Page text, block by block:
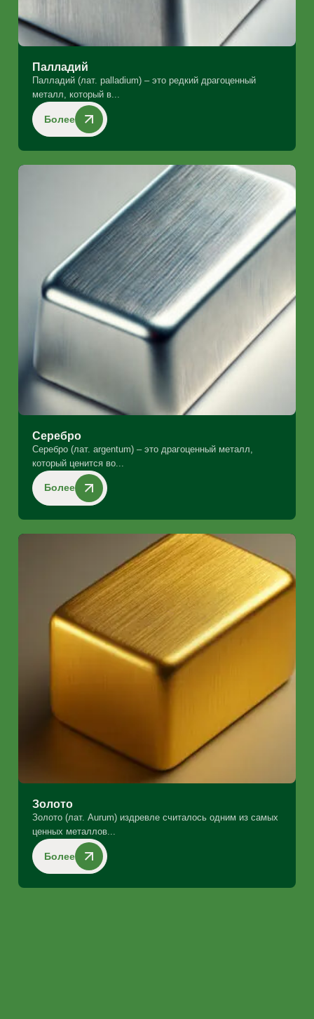
Прайс-листы
Драгоценные и цветные металлы,
Палладий
Палладий (лат. palladium) – это редкий драгоценный
металл, который в...
Более
Серебро
Серебро (лат. argentum) – это драгоценный металл,
который ценится во...
Более
Золото
Золото (лат. Aurum) издревле считалось одним из самых
ценных металлов...
Более